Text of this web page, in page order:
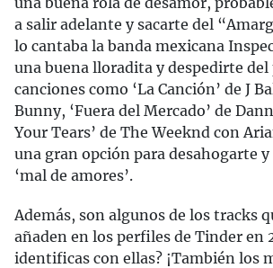
a salir adelante y sacarte del
lo cantaba la banda mexicana
una buena lloradita y despedirte del
canciones como ‘La Canción’ de J
Bunny, ‘Fuera del Mercado’ de
Your Tears’ de The Weeknd con
una gran opción para desahogarte y
‘mal de amores’.
Además, son algunos de los tracks
añaden en los perfiles de Tinder en
identificas con ellas? ¡También los